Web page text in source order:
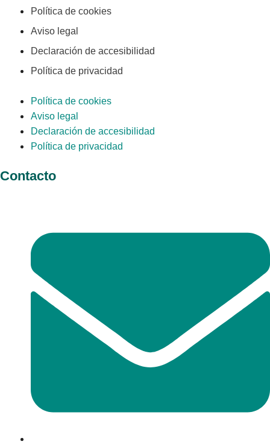
Política de cookies
Aviso legal
Declaración de accesibilidad
Política de privacidad
Política de cookies
Aviso legal
Declaración de accesibilidad
Política de privacidad
Contacto